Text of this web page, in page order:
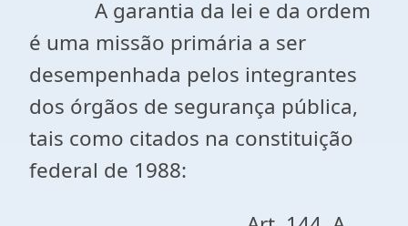
A garantia da lei e da ordem
é uma missão primária a ser
desempenhada pelos integrantes
dos órgãos de segurança pública,
tais como citados na constituição
federal de 1988: